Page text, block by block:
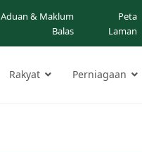
Aduan & Maklum
Balas
Peta
Laman
Rakyat Perniagaan